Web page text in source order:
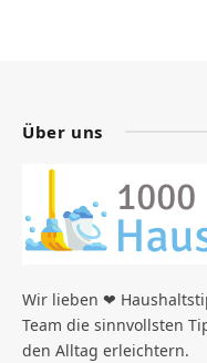
Über uns
Wir lieben ❤
Team die sinnvollsten
den Alltag erleichtern.